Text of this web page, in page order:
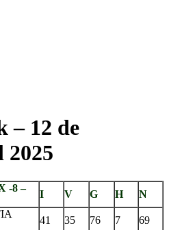
– 12 de
2025
-8 –
I V G H N
41 35 76 7
69